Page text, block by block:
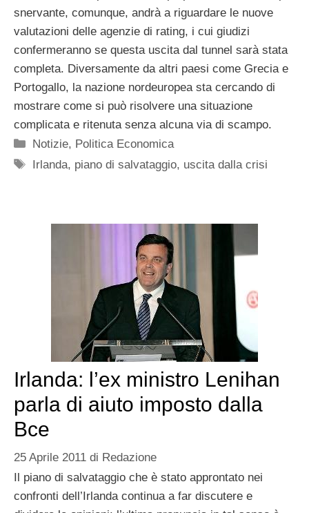
snervante, comunque, andrà a riguardare le nuove
valutazioni delle agenzie di rating, i cui giudizi
confermeranno se questa uscita dal tunnel sarà stata
completa. Diversamente da altri paesi come Grecia e
Portogallo, la nazione nordeuropea sta cercando di
mostrare come si può risolvere una situazione
complicata e ritenuta senza alcuna via di scampo.
Categorie
Notizie, Politica Economica
Tag
Irlanda, piano di salvataggio, uscita dalla crisi
Irlanda: l’ex ministro Lenihan
parla di aiuto imposto dalla
Bce
25 Aprile 2011 di Redazione
Il piano di salvataggio che è stato approntato nei
confronti dell’Irlanda continua a far discutere e